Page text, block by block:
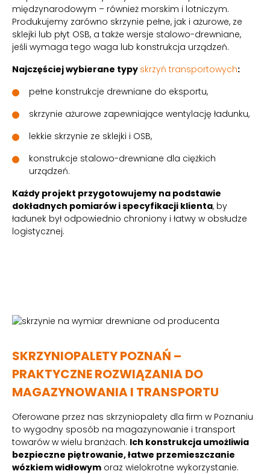
międzynarodowym – również morskim i lotniczym.
Produkujemy zarówno skrzynie pełne, jak i ażurowe, ze
sklejki lub płyt OSB, a także wersje stalowo-drewniane,
jeśli wymaga tego waga lub konstrukcja urządzeń.
Najczęściej wybierane typy skrzyń transportowych:
pełne konstrukcje drewniane do eksportu,
skrzynie ażurowe zapewniające wentylację ładunku,
lekkie skrzynie ze sklejki i OSB,
konstrukcje stalowo-drewniane dla ciężkich
urządzeń.
Każdy projekt przygotowujemy na podstawie
dokładnych pomiarów i specyfikacji klienta, by
ładunek był odpowiednio chroniony i łatwy w obsłudze
logistycznej.
SKRZYNIOPALETY POZNAŃ –
PRAKTYCZNE ROZWIĄZANIA DO
MAGAZYNOWANIA I TRANSPORTU
Oferowane przez nas skrzyniopalety dla firm w Poznaniu
to wygodny sposób na magazynowanie i transport
towarów w wielu branżach. Ich konstrukcja umożliwia
bezpieczne piętrowanie, łatwe przemieszczanie
wózkiem widłowym oraz wielokrotne wykorzystanie.